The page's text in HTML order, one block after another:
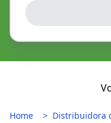
Home
Distribuidora